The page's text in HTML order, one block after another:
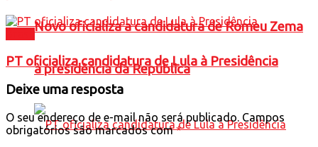
Novo oficializa a candidatura de Romeu Zema
à presidência da República
PT oficializa candidatura de Lula à Presidência
Deixe uma resposta
O seu endereço de e-mail não será publicado. Campos
obrigatórios são marcados com*